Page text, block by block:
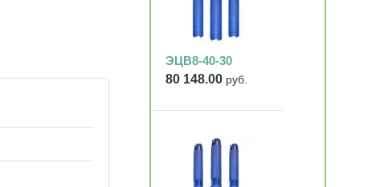
ЭЦВ8-40-30
80 148.00 руб.